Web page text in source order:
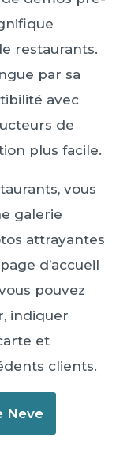
restaurants.
par sa
avec
de
plus facile.
vous
galerie
attrayantes
d’accueil
pouvez
indiquer
et
clients.
Neve